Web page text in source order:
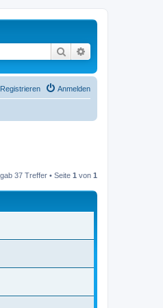
Suche
Anmelden
Registrieren
37 Treffer • Seite 1 von 1